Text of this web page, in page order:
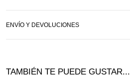
ENVÍO Y DEVOLUCIONES
TAMBIÉN TE PUEDE GUSTAR...